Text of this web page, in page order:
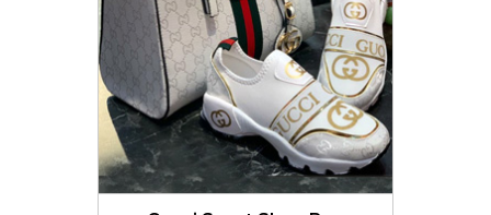
GET PRICE NOW